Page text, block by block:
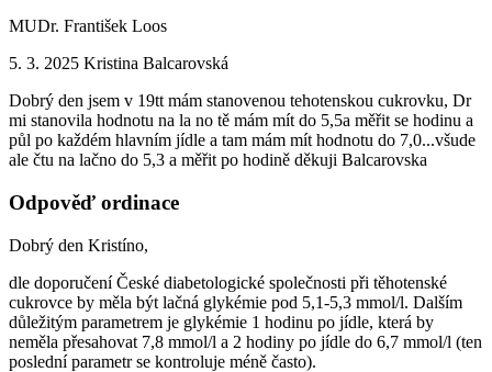
MUDr. František Loos
5. 3. 2025 Kristina Balcarovská
Dobrý den jsem v 19tt mám stanovenou tehotenskou cukrovku, Dr
mi stanovila hodnotu na la no tě mám mít do 5,5a měřit se hodinu a
půl po každém hlavním jídle a tam mám mít hodnotu do 7,0...všude
ale čtu na lačno do 5,3 a měřit po hodině děkuji Balcarovska
Odpověď ordinace
Dobrý den Kristíno,
dle doporučení České diabetologické společnosti při těhotenské
cukrovce by měla být lačná glykémie pod 5,1-5,3 mmol/l. Dalším
důležitým parametrem je glykémie 1 hodinu po jídle, která by
neměla přesahovat 7,8 mmol/l a 2 hodiny po jídle do 6,7 mmol/l (ten
poslední parametr se kontroluje méně často).